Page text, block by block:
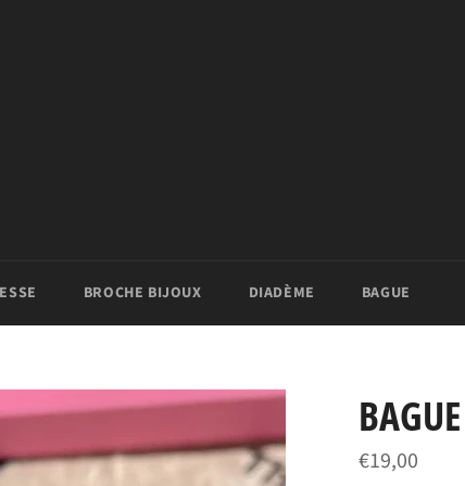
BROCHE BIJOUX DIADÈME BAGUE
Prix
régulier
€19,00